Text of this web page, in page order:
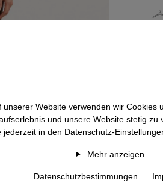
Website verwenden wir
und unsere Website stetig
jederzeit in den Datenschutz-
Mehr anzeigen…
Datenschutzbestimmungen